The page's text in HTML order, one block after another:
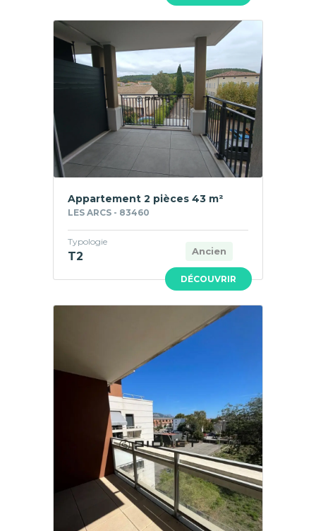
DÉCOUVRIR
Appartement 2 pièces 43 m²
LES ARCS - 83460
Ancien
Typologie
T2